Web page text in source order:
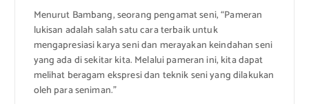
Menurut Bambang, seorang pengamat seni, “Pameran
lukisan adalah salah satu cara terbaik untuk
mengapresiasi karya seni dan merayakan keindahan seni
yang ada di sekitar kita. Melalui pameran ini, kita dapat
melihat beragam ekspresi dan teknik seni yang dilakukan
oleh para seniman.”